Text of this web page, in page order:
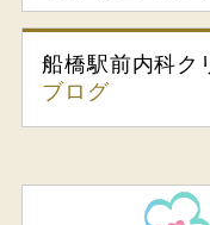
船橋駅前内科ク
ブログ